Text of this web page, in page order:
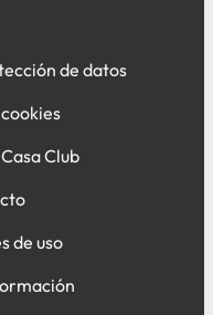
de datos
Club
de uso